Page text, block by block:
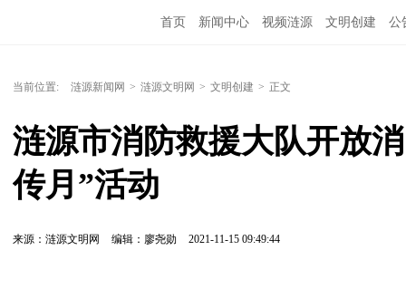
首页 新闻中心 视频涟源 文明创建 公
当前位置: 涟源新闻网 > 涟源文明网 > 文明创建 > 正文
涟源市消防救援大队开放
传月”活动
来源：涟源文明网 编辑：廖尧勋 2021-11-15 09:49:44